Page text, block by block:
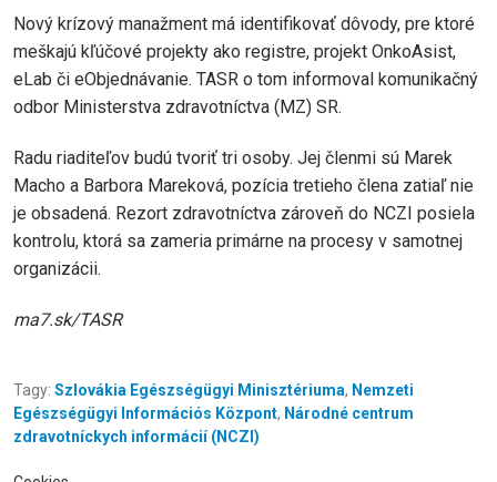
Nový krízový manažment má identifikovať dôvody, pre ktoré
meškajú kľúčové projekty ako registre, projekt OnkoAsist,
eLab či eObjednávanie. TASR o tom informoval komunikačný
odbor Ministerstva zdravotníctva (MZ) SR.
Radu riaditeľov budú tvoriť tri osoby. Jej členmi sú Marek
Macho a Barbora Mareková, pozícia tretieho člena zatiaľ nie
je obsadená. Rezort zdravotníctva zároveň do NCZI posiela
kontrolu, ktorá sa zameria primárne na procesy v samotnej
organizácii.
ma7.sk/TASR
Tagy: Szlovákia Egészségügyi Minisztériuma, Nemzeti
Egészségügyi Információs Központ, Národné centrum
zdravotníckych informácií (NCZI)